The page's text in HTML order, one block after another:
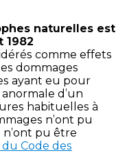
naturelles est
1982
comme effets
dommages
ayant eu pour
d’un
habituelles à
n’ont pu
pu être
du Code des